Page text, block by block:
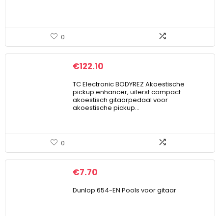
0
€122.10
TC Electronic BODYREZ Akoestische
pickup enhancer, uiterst compact
akoestisch gitaarpedaal voor
akoestische pickup…
0
€7.70
Dunlop 654-EN Pools voor gitaar